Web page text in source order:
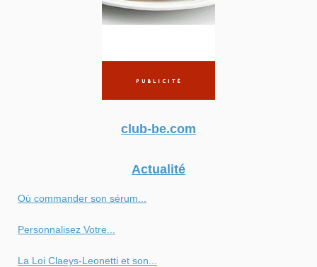
club-be.com
Actualité
Où commander son sérum...
Personnalisez Votre...
La Loi Claeys-Leonetti et son...